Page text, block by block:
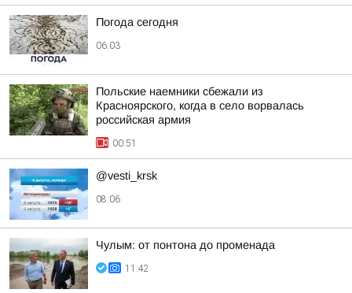
Погода сегодня
06:03
Польские наемники сбежали из
Красноярского, когда в село ворвалась
российская армия
00:51
@vesti_krsk
08:06
Чулым: от понтона до променада
11:42